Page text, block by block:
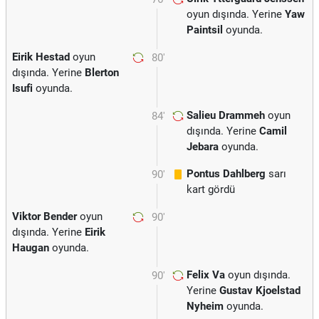
oyun dışında. Yerine Yaw
Paintsil oyunda.
80'
Eirik Hestad oyun
dışında. Yerine Blerton
Isufi oyunda.
84' Salieu Drammeh oyun
dışında. Yerine Camil
Jebara oyunda.
90' Pontus Dahlberg sarı
kart gördü
90'
Viktor Benderoyun
dışında. Yerine Eirik
Haugan oyunda.
90' Felix Va oyun dışında.
Yerine Gustav Kjoelstad
Nyheim oyunda.